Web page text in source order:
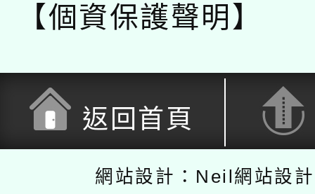
【個資保護聲明】
返回首頁
網站設計：Neil網站設